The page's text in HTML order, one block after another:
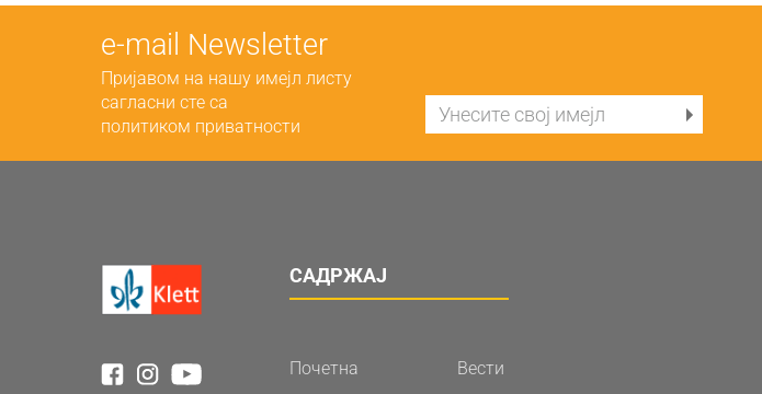
е-mail Newsletter
Пријавом на нашу имејл листу
сагласни сте са
политиком приватности
САДРЖАЈ
Почетна Вести